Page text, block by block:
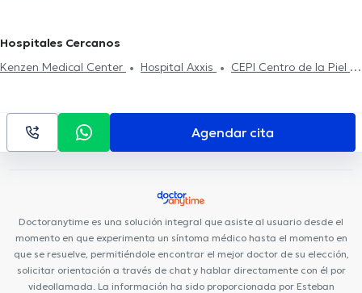
Hospitales Cercanos
Kenzen Medical Center
Hospital Axxis
CEPI Centro de la Piel
Clínica Sancho: Citimed
Centro de La Visión (Doctores Gabela)
Rogteam Dental Studio
Hospital Metropolitano
Fortune Plaza
Clínica Sancho: Av. Amazonas
Agendar cita
Doctoranytime es una solución integral que asiste al usuario desde el
momento en que experimenta un síntoma médico hasta el momento en
que se resuelve, permitiéndole encontrar el mejor doctor de su elección,
solicitar orientación a través de chat y hablar directamente con él por
videollamada. La información ha sido proporcionada por Esteban